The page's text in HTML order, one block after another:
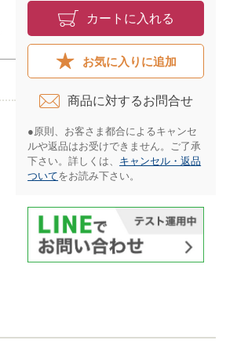
カートに入れる
お気に入りに追加
商品に対するお問合せ​
●原則、お客さま都合によるキャンセ
ルや返品はお受けできません。ご了承
下さい。詳しくは、 キャンセル・返品
ついてをお読み下さい。​